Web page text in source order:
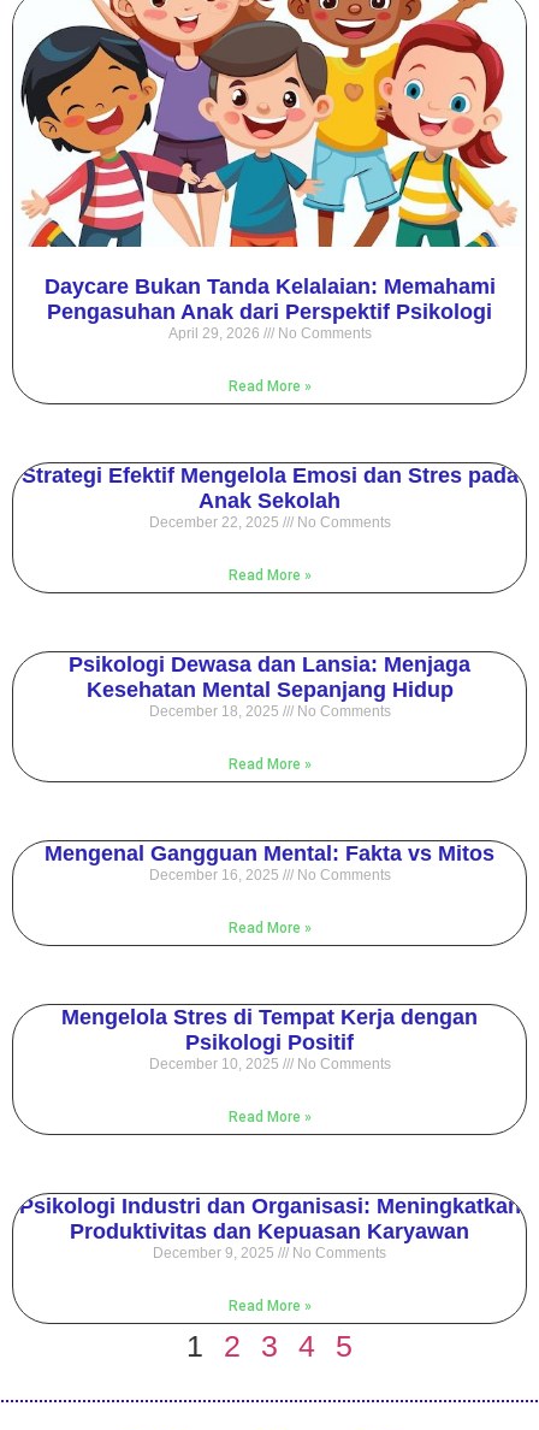
Daycare Bukan Tanda Kelalaian: Memahami
Pengasuhan Anak dari Perspektif Psikologi
April 29, 2026 No Comments
Read More »
Strategi Efektif Mengelola Emosi dan Stres pada
Anak Sekolah
December 22, 2025 No Comments
Read More »
Psikologi Dewasa dan Lansia: Menjaga
Kesehatan Mental Sepanjang Hidup
December 18, 2025 No Comments
Read More »
Mengenal Gangguan Mental: Fakta vs Mitos
December 16, 2025 No Comments
Read More »
Mengelola Stres di Tempat Kerja dengan
Psikologi Positif
December 10, 2025 No Comments
Read More »
Psikologi Industri dan Organisasi: Meningkatkan
Produktivitas dan Kepuasan Karyawan
December 9, 2025 No Comments
Read More »
1 2 3 4 5